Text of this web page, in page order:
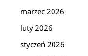
marzec 2026
luty 2026
styczeń 2026